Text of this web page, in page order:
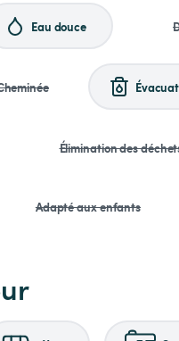
Eau douce
Élimination des
Adapté aux enfants